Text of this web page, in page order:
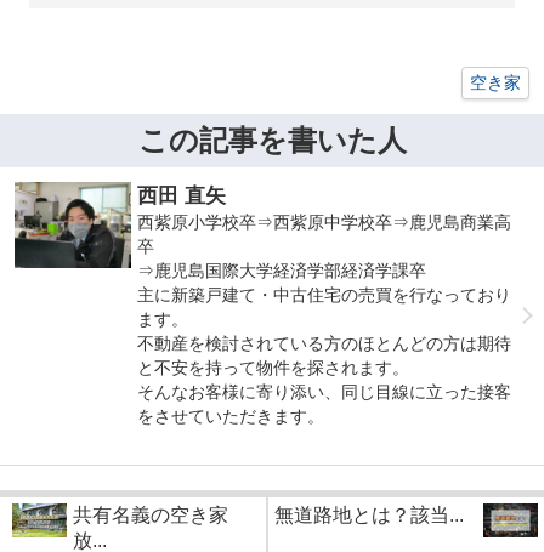
空き家
この記事を書いた人
西田 直矢
西紫原小学校卒⇒西紫原中学校卒⇒鹿児島商業高
卒
⇒鹿児島国際大学経済学部経済学課卒
主に新築戸建て・中古住宅の売買を行なっており
ます。
不動産を検討されている方のほとんどの方は期待
と不安を持って物件を探されます。
そんなお客様に寄り添い、同じ目線に立った接客
をさせていただきます。
共有名義の空き家
放...
無道路地とは？該当...